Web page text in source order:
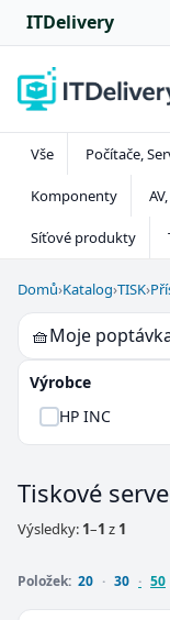
ITDelivery
Vše Počítače,
Komponenty
Síťové produkty
Domů›Katalog›TISK›
🧺Moje
Výrobce
HP INC
Tiskové
Výsledky: 1–1 z 1
Položek: 20 30 50